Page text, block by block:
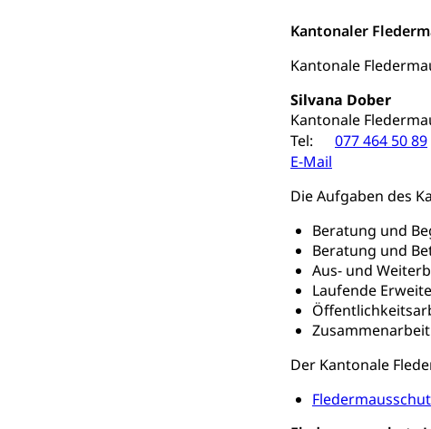
Kantonaler
Kantonale
Silvana Dober
Kantonale
Tel:
077 464 50 89
E-Mail
Die Aufgaben des
Beratung und
Beratung und
Aus- und
Laufende
Der Kantonale
Trinkwasser
Suchtprävention
Soziale Sicherheit
Soziales und
Drogensüchtige,
Fachstelle Sucht
AHV / IV
Altersrente,